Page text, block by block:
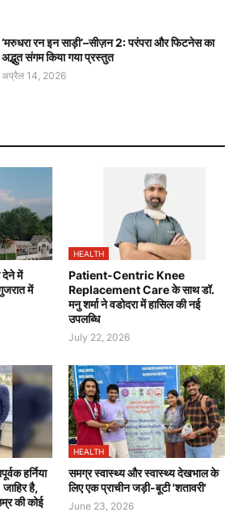
‘मरुधरा रन इन साड़ी’–सीज़न 2: परंपरा और फिटनेस का
अद्भुत संगम किया गया प्रस्तुत
अप्रैल 14, 2026
देने में
में
HEALTH
Patient-Centric Knee
Replacement Care के साथ डॉ.
मनु शर्मा ने वडोदरा में हासिल की नई
उपलब्धि
July 22, 2026
हर्निया
है,
की कोई
HEALTH
समग्र स्वास्थ्य और स्वास्थ्य देखभाल के
लिए एक प्राचीन जड़ी-बूटी 'शतावरी'
June 23, 2026